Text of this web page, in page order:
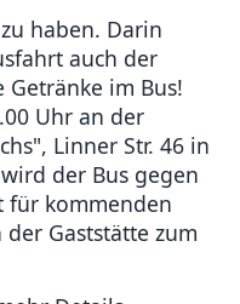
haben. Darin
auch der
im Bus!
Uhr an der
Linner Str. 46 in
der Bus gegen
für kommenden
Gaststätte zum